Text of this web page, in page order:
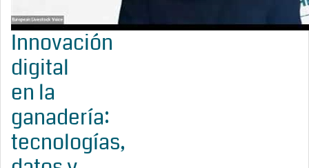
Innovación
digital
en la
ganadería:
tecnologías,